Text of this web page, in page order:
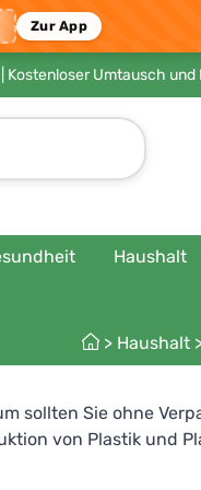
Zur App
| Kostenloser Umtausch
Haushalt
> Haushalt
sollten Sie ohne
von Plastik und
betreiben